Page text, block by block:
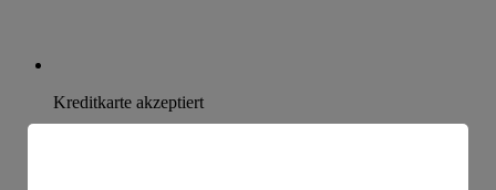
Kreditkarte akzeptiert